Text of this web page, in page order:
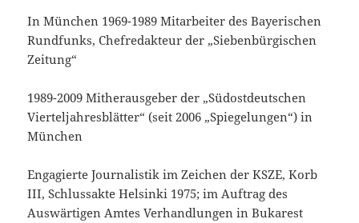
In München 1969-1989 Mitarbeiter des Bayerischen
Rundfunks, Chefredakteur der „Siebenbürgischen
Zeitung“
1989-2009 Mitherausgeber der „Südostdeutschen
Vierteljahresblätter“ (seit 2006 „Spiegelungen“) in
München
Engagierte Journalistik im Zeichen der KSZE, Korb
III, Schlussakte Helsinki 1975; im Auftrag des
Auswärtigen Amtes Verhandlungen in Bukarest